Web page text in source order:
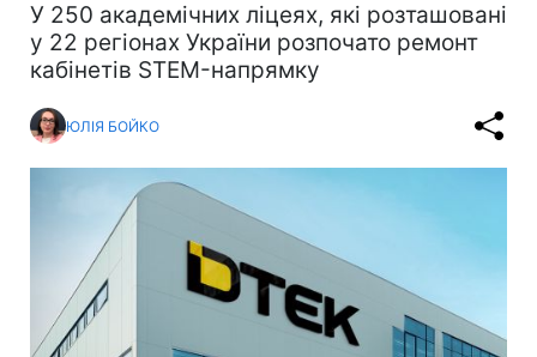
У 250 академічних ліцеях, які розташовані
у 22 регіонах України розпочато ремонт
кабінетів STEM-напрямку
ЮЛІЯ БОЙКО